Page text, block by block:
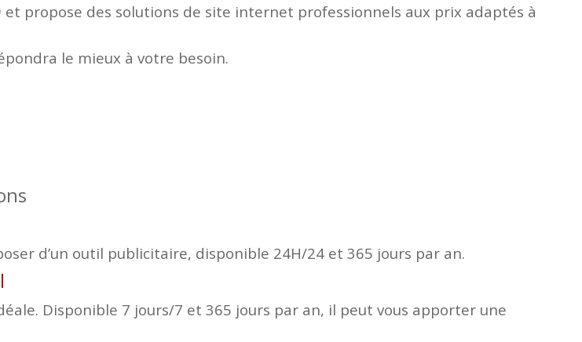
propose des solutions de site internet professionnels aux prix adaptés à
le mieux à votre besoin.
d’un outil publicitaire, disponible 24H/24 et 365 jours par an.
Disponible 7 jours/7 et 365 jours par an, il peut vous apporter une